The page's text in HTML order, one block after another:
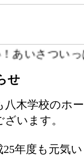
！あいさつ
せ
八木学校のホ
ざいます。
年度も元気